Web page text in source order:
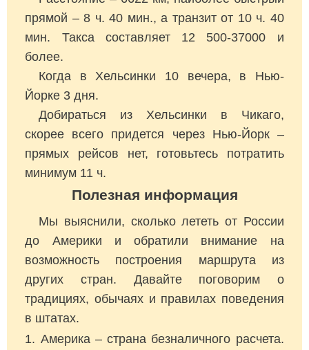
прямой – 8 ч. 40 мин., а транзит от 10 ч. 40
мин. Такса составляет 12 500-37000 и
более.
Когда в Хельсинки 10 вечера, в Нью-
Йорке 3 дня.
Добираться из Хельсинки в Чикаго,
скорее всего придется через Нью-Йорк –
прямых рейсов нет, готовьтесь потратить
минимум 11 ч.
Полезная информация
Мы выяснили, сколько лететь от России
до Америки и обратили внимание на
возможность построения маршрута из
других стран. Давайте поговорим о
традициях, обычаях и правилах поведения
в штатах.
Америка – страна безналичного расчета.